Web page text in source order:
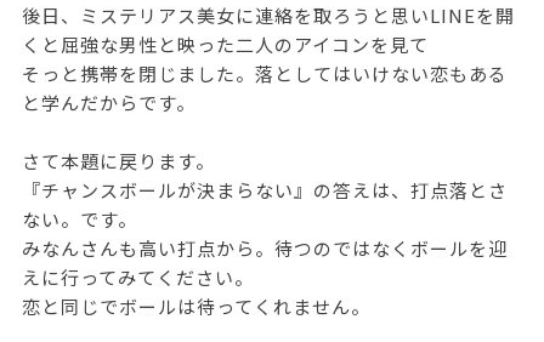
後日、ミステリアス美女に連絡を取ろうと思いLINEを開
くと屈強な男性と映った二人のアイコンを見て
そっと携帯を閉じました。落としてはいけない恋もある
と学んだからです。
さて本題に戻ります。
『チャンスボールが決まらない』の答えは、打点落とさ
ない。です。
みなんさんも高い打点から。待つのではなくボールを迎
えに行ってみてください。
恋と同じでボールは待ってくれません。